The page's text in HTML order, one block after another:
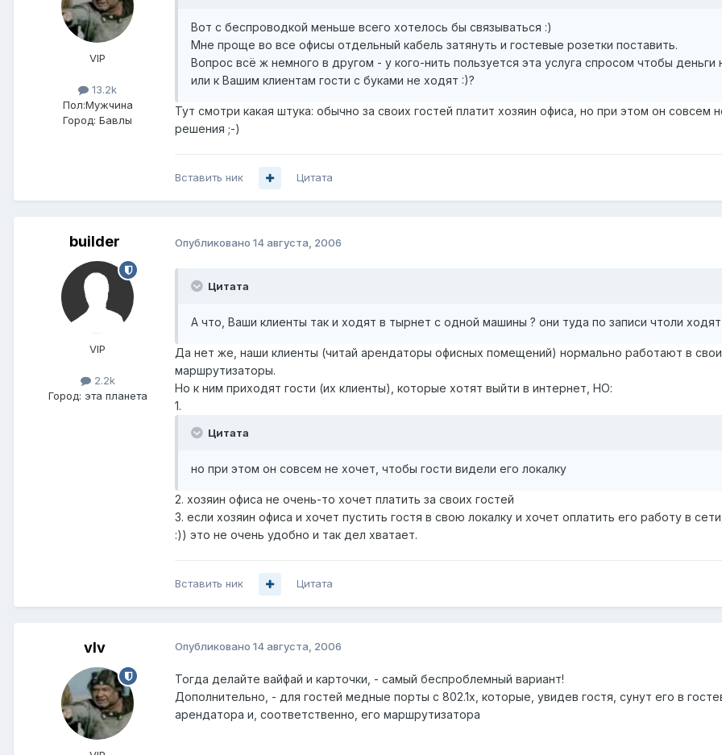
VIP
13.2k
Пол:Мужчина
Город: Бавлы
Вот с беспроводкой меньше всего хотелось бы связываться :)
Мне проще во все офисы отдельный кабель затянуть и гостевые розетки поставить.
Вопрос всё ж немного в другом - у кого-нить пользуется эта услуга спросом чтобы деньги
или к Вашим клиентам гости с буками не ходят :)?
Тут смотри какая штука: обычно за своих гостей платит хозяин офиса, но при этом он
решения ;-)
Вставить ник Цитата
builder
VIP
2.2k
Город: эта планета
Опубликовано 14 августа, 2006
Цитата
А что, Ваши клиенты так и ходят в тырнет с одной машины ? они туда по записи чтоли
Да нет же, наши клиенты (читай арендаторы офисных помещений) нормально работают в
маршрутизаторы.
Но к ним приходят гости (их клиенты), которые хотят выйти в интернет, НО:
1.
Цитата
но при этом он совсем не хочет, чтобы гости видели его локалку
2. хозяин офиса не очень-то хочет платить за своих гостей
3. если хозяин офиса и хочет пустить гостя в свою локалку и хочет оплатить его работу в
:)) это не очень удобно и так дел хватает.
Вставить ник Цитата
vIv Опубликовано 14 августа, 2006
Тогда делайте вайфай и карточки, - самый беспроблемный вариант!
Дополнительно, - для гостей медные порты с 802.1x, которые, увидев гостя, сунут его в
арендатора и, соответственно, его маршрутизатора